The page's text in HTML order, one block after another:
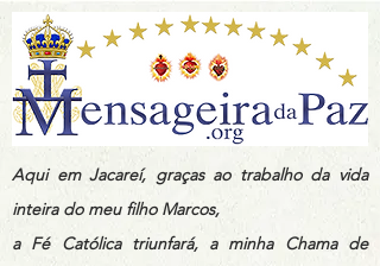
Aqui em Jacareí, graças ao trabalho da vida
inteira do meu filho Marcos,
a Fé Católica triunfará, a minha Chama de